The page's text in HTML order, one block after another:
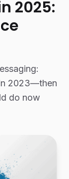
2025:
2023—then
do now